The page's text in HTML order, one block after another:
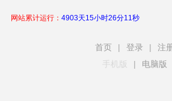
网站累计运行： 4903天15小时26分11秒
首页 | 登录 |
注
手机版
| 电脑版